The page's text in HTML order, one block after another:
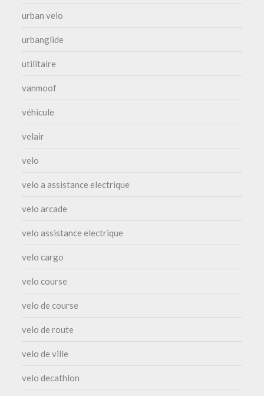
urban velo
urbanglide
utilitaire
vanmoof
véhicule
velair
velo
velo a assistance electrique
velo arcade
velo assistance electrique
velo cargo
velo course
velo de course
velo de route
velo de ville
velo decathlon